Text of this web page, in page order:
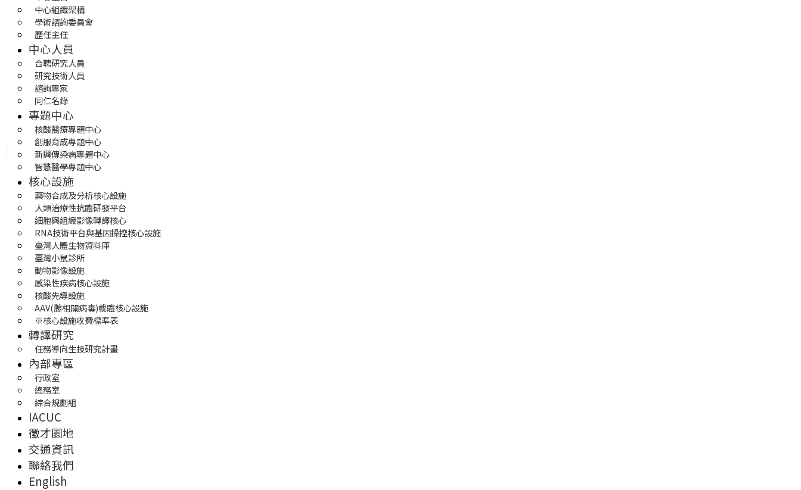
中心組織架構
學術諮詢委員會
歷任主任
中心人員
合聘研究人員
研究技術人員
諮詢專家
同仁名錄
專題中心
核酸醫療專題中心
創服育成專題中心
新興傳染病專題中心
智慧醫學專題中心
核心設施
藥物合成及分析核心設施
人類治療性抗體研發平台
細胞與組織影像轉譯核心
RNA技術平台與基因操控核心設施
臺灣人體生物資料庫
臺灣小鼠診所
動物影像設施
感染性疾病核心設施
核酸先導設施
AAV(腺相關病毒)載體核心設施
※核心設施收費標準表
轉譯研究
任務導向生技研究計畫
內部專區
行政室
總務室
綜合規劃組
IACUC
徵才園地
交通資訊
聯絡我們
English